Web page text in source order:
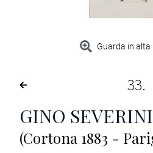
Guarda in alta
33
GINO SEVERINI
(Cortona 1883 -